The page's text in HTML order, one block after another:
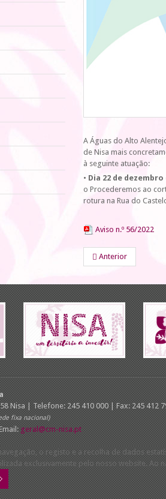
A Águas do Alto
de Nisa mais
à seguinte atuação:
• Dia 22 de dezembro
o Procederemos ao
rotura na Rua do
Aviso n.º 56/2022
Anterior
Nisa | Telefone: 245 410 000 | Fax: 245 412
fixa nacional)
geral@cm-nisa.pt
o registo e a recolha de dados
exclusivamente pelo nosso website. Ao